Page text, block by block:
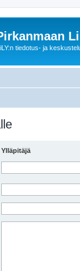
tiedotus- ja
Ylläpitäjä